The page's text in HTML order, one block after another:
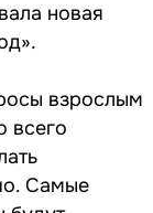
новая
взрослым
всего
Самые